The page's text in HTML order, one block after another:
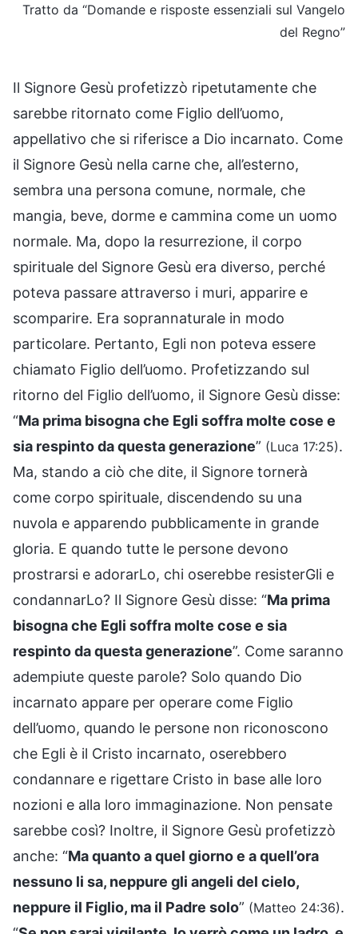
Tratto da “Domande e risposte essenziali sul Vangelo
del Regno”
Il Signore Gesù profetizzò ripetutamente che
sarebbe ritornato come Figlio dell’uomo,
appellativo che si riferisce a Dio incarnato. Come
il Signore Gesù nella carne che, all’esterno,
sembra una persona comune, normale, che
mangia, beve, dorme e cammina come un uomo
normale. Ma, dopo la resurrezione, il corpo
spirituale del Signore Gesù era diverso, perché
poteva passare attraverso i muri, apparire e
scomparire. Era soprannaturale in modo
particolare. Pertanto, Egli non poteva essere
chiamato Figlio dell’uomo. Profetizzando sul
ritorno del Figlio dell’uomo, il Signore Gesù disse:
“Ma prima bisogna che Egli soffra molte cose e
sia respinto da questa generazione” (Luca 17:25).
Ma, stando a ciò che dite, il Signore tornerà
come corpo spirituale, discendendo su una
nuvola e apparendo pubblicamente in grande
gloria. E quando tutte le persone devono
prostrarsi e adorarLo, chi oserebbe resisterGli e
condannarLo? Il Signore Gesù disse: “Ma prima
bisogna che Egli soffra molte cose e sia
respinto da questa generazione”. Come saranno
adempiute queste parole? Solo quando Dio
incarnato appare per operare come Figlio
dell’uomo, quando le persone non riconoscono
che Egli è il Cristo incarnato, oserebbero
condannare e rigettare Cristo in base alle loro
nozioni e alla loro immaginazione. Non pensate
sarebbe così? Inoltre, il Signore Gesù profetizzò
anche: “Ma quanto a quel giorno e a quell’ora
nessuno li sa, neppure gli angeli del cielo,
neppure il Figlio, ma il Padre solo” (Matteo 24:36).